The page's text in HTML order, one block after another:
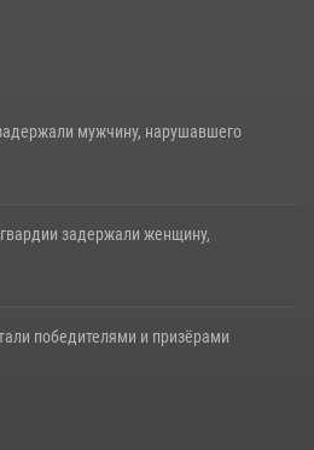
мужчину, нарушавшего
задержали женщину,
победителями и призёрами